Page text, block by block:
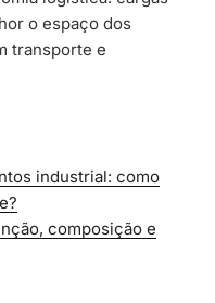
o espaço dos
transporte e
industrial: como
composição e